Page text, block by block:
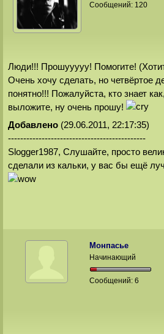
Сообщений: 120
Люди!!! Прошууууу! Помогите!
Очень хочу сделать, но четвёртое
понятно!!! Пожалуйста, кто знает
выложите, ну очень прошу!
Добавлено(29.06.2011, 22:17:35)
---------------------------------------------
Slogger1987, Слушайте, просто
сделали из кальки, у вас бы ещё
Монпасье
Начинающий
Сообщений:6